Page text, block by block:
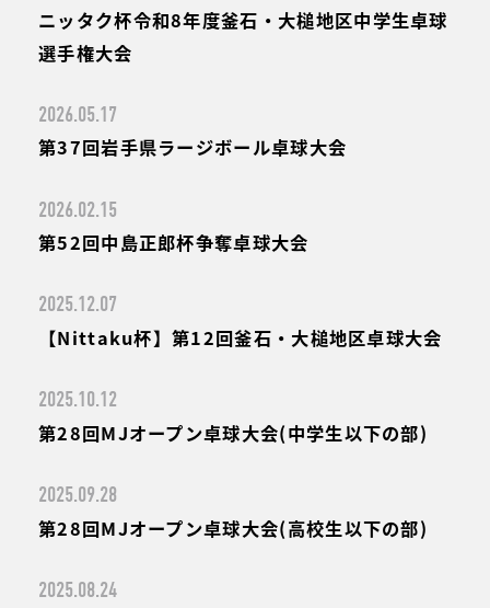
ニッタク杯令和8年度釜石・大槌地区中学生卓球
選手権大会
2026.05.17
第37回岩手県ラージボール卓球大会
2026.02.15
第52回中島正郎杯争奪卓球大会
2025.12.07
【Nittaku杯】第12回釜石・大槌地区卓球大会
2025.10.12
第28回MJオープン卓球大会(中学生以下の部)
2025.09.28
第28回MJオープン卓球大会(高校生以下の部)
2025.08.24